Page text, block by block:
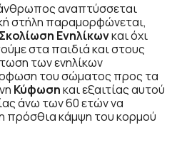
αναπτύσσεται
στήλη παραμορφώνεται,
Σκολίωση Ενηλίκωνκαι όχι
στα παιδιά και στους
των ενηλίκων
του σώματος προς τα
Κύφωσηκαι εξαιτίας αυτού
άνω των 60 ετών να
πρόσθια κάμψη του κορμού